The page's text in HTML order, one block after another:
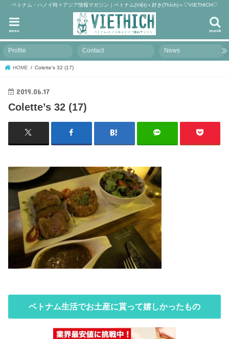
ベトナム・ハノイ時々アジア情報マガジン｜ベトナム(Việt)＋好き(Thích)＝♡VIETHICH♡
search
menu
Profile Contact News
HOME Colette's 32 (17)
2019.06.17
Colette’s 32 (17)
ベトナム生活でお土産に貰って嬉しかったもの